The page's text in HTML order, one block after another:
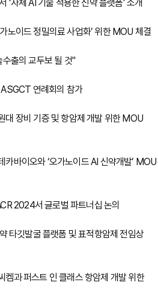
‘자체 AI 기술 적용한 신약 플랫폼’ 소개
노이드 정밀의료 사업화’ 위한 MOU 체결
출의 교두보 될 것"
연례회의 참가
대 장비 기증 및 항암제 개발 위한 MOU
바이오와 ‘오가노이드 AI 신약개발’ MOU
2024서 글로벌 파트너십 논의
타깃발굴 플랫폼 및 표적항암제 전임상
켐과 퍼스트 인 클래스 항암제 개발 위한